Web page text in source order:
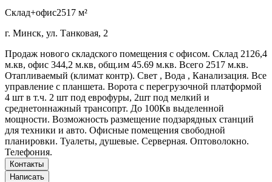
Склад+офис2517 м²
г. Минск, ул. Танковая, 2
Продаж нового складского помещения с офисом. Склад 2126,4
м.кв, офис 344,2 м.кв, общ.им 45.69 м.кв. Всего 2517 м.кв.
Отапливаемый (климат контр). Свет , Вода , Канализация. Все
управление с планшета. Ворота с перегрузочной платформой
4 шт в т.ч. 2 шт под еврофуры, 2шт под мелкий и
среднетоннажный трансопрт. До 100Кв выделенной
мощности. Возможность размещение подзарядных станций
для техники и авто. Офисные помещения свободной
планировки. Туалеты, душевые. Серверная. Оптоволокно.
Телефония.
Контакты
Написать